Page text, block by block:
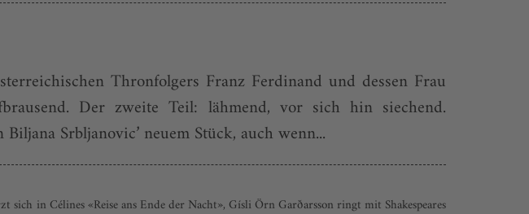
Thronfolgers Franz Ferdinand und dessen Frau
Der zweite Teil: lähmend, vor sich hin siechend.
Srblja­novic’ neuem Stück, auch wenn...
in Célines «Reise ans Ende der Nacht», Gísli Örn Garðarsson ringt mit Shakespeares